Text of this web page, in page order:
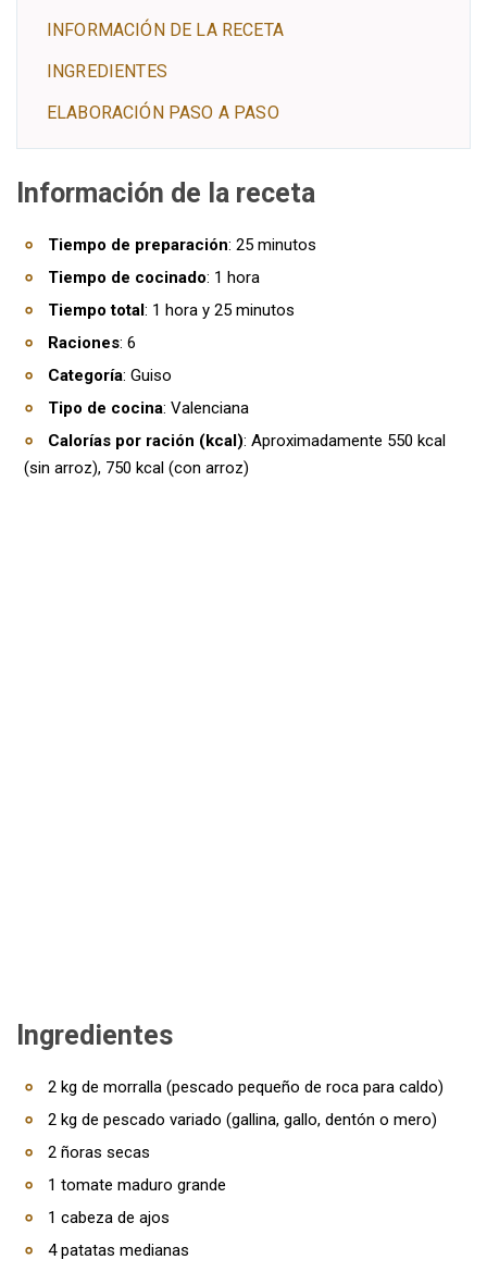
INFORMACIÓN DE LA RECETA
INGREDIENTES
ELABORACIÓN PASO A PASO
Información de la receta
Tiempo de preparación: 25 minutos
Tiempo de cocinado: 1 hora
Tiempo total: 1 hora y 25 minutos
Raciones: 6
Categoría: Guiso
Tipo de cocina: Valenciana
Calorías por ración (kcal): Aproximadamente 550 kcal
(sin arroz), 750 kcal (con arroz)
Ingredientes
2 kg de morralla (pescado pequeño de roca para caldo)
2 kg de pescado variado (gallina, gallo, dentón o mero)
2 ñoras secas
1 tomate maduro grande
1 cabeza de ajos
4 patatas medianas